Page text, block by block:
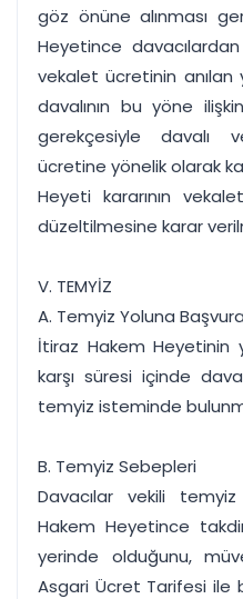
göz önüne alınması
Heyetince
vekalet ücretinin anılan
davalının bu yöne
gerekçesiyle davalı
ücretine yönelik olarak
Heyeti kararının
düzeltilmesine karar
V. TEMYİZ
A. Temyiz Yoluna
İtiraz Hakem Heyetinin
karşı süresi içinde
temyiz isteminde
B. Temyiz Sebepleri
Davacılar vekili temyiz
Hakem Heyetince
yerinde olduğunu,
Asgari Ücret Tarifesi ile